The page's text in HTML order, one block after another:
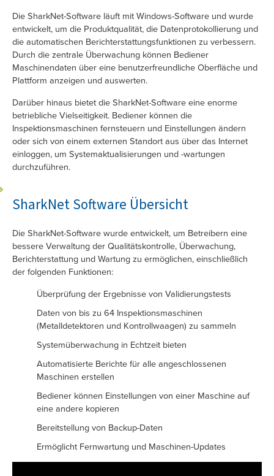
Die SharkNet-Software läuft mit Windows-Software und wurde
entwickelt, um die Produktqualität, die Datenprotokollierung und
die automatischen Berichterstattungsfunktionen zu verbessern.
Durch die zentrale Überwachung können Bediener
Maschinendaten über eine benutzerfreundliche Oberfläche und
Plattform anzeigen und auswerten.
Darüber hinaus bietet die SharkNet-Software eine enorme
betriebliche Vielseitigkeit. Bediener können die
Inspektionsmaschinen fernsteuern und Einstellungen ändern
oder sich von einem externen Standort aus über das Internet
einloggen, um Systemaktualisierungen und -wartungen
durchzuführen.
SharkNet Software Übersicht
Die SharkNet-Software wurde entwickelt, um Betreibern eine
bessere Verwaltung der Qualitätskontrolle, Überwachung,
Berichterstattung und Wartung zu ermöglichen, einschließlich
der folgenden Funktionen:
Überprüfung der Ergebnisse von Validierungstests
Daten von bis zu 64 Inspektionsmaschinen
(Metalldetektoren und Kontrollwaagen) zu sammeln
Systemüberwachung in Echtzeit bieten
Automatisierte Berichte für alle angeschlossenen
Maschinen erstellen
Bediener können Einstellungen von einer Maschine auf
eine andere kopieren
Bereitstellung von Backup-Daten
Ermöglicht Fernwartung und Maschinen-Updates